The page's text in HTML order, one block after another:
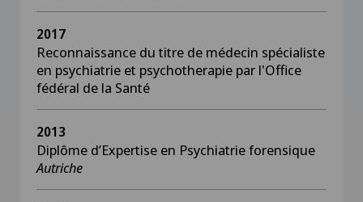
2017
Reconnaissance du titre de médecin spécialiste
en psychiatrie et psychotherapie par l'Office
fédéral de la Santé
2013
Diplôme d’Expertise en Psychiatrie forensique
Autriche